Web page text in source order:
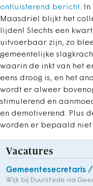
ontluisterend bericht.
Maasdriel blijkt het
lijden! Slechts een
uitvoerbaar zijn, zo
gemeentelijke
waarin de inkt van het
eens droog is, en het
wordt er alweer
stimulerend en
en demotiverend. Plus
worden er bepaald niet
Vacatures
Gemeentesecretaris
Wijk bij Duurstede via